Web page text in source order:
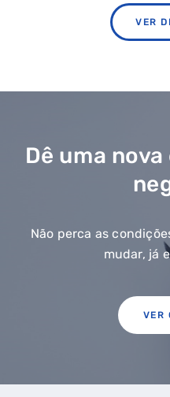
VER
Dê uma
Não perca as
mudar, já
VER
QUERO